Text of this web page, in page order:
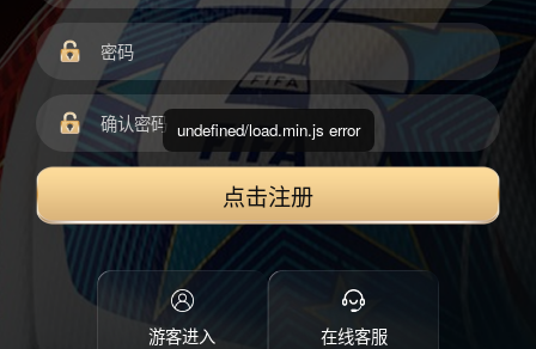
点击注册
游客进入 在线客服
undefined/load.min.js error